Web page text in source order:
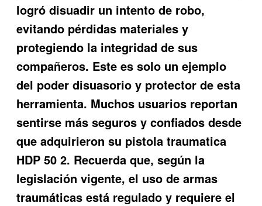
logró disuadir un intento de robo,
evitando pérdidas materiales y
protegiendo la integridad de sus
compañeros. Este es solo un ejemplo
del poder disuasorio y protector de esta
herramienta. Muchos usuarios reportan
sentirse más seguros y confiados desde
que adquirieron su pistola traumatica
HDP 50 2. Recuerda que, según la
legislación vigente, el uso de armas
traumáticas está regulado y requiere el